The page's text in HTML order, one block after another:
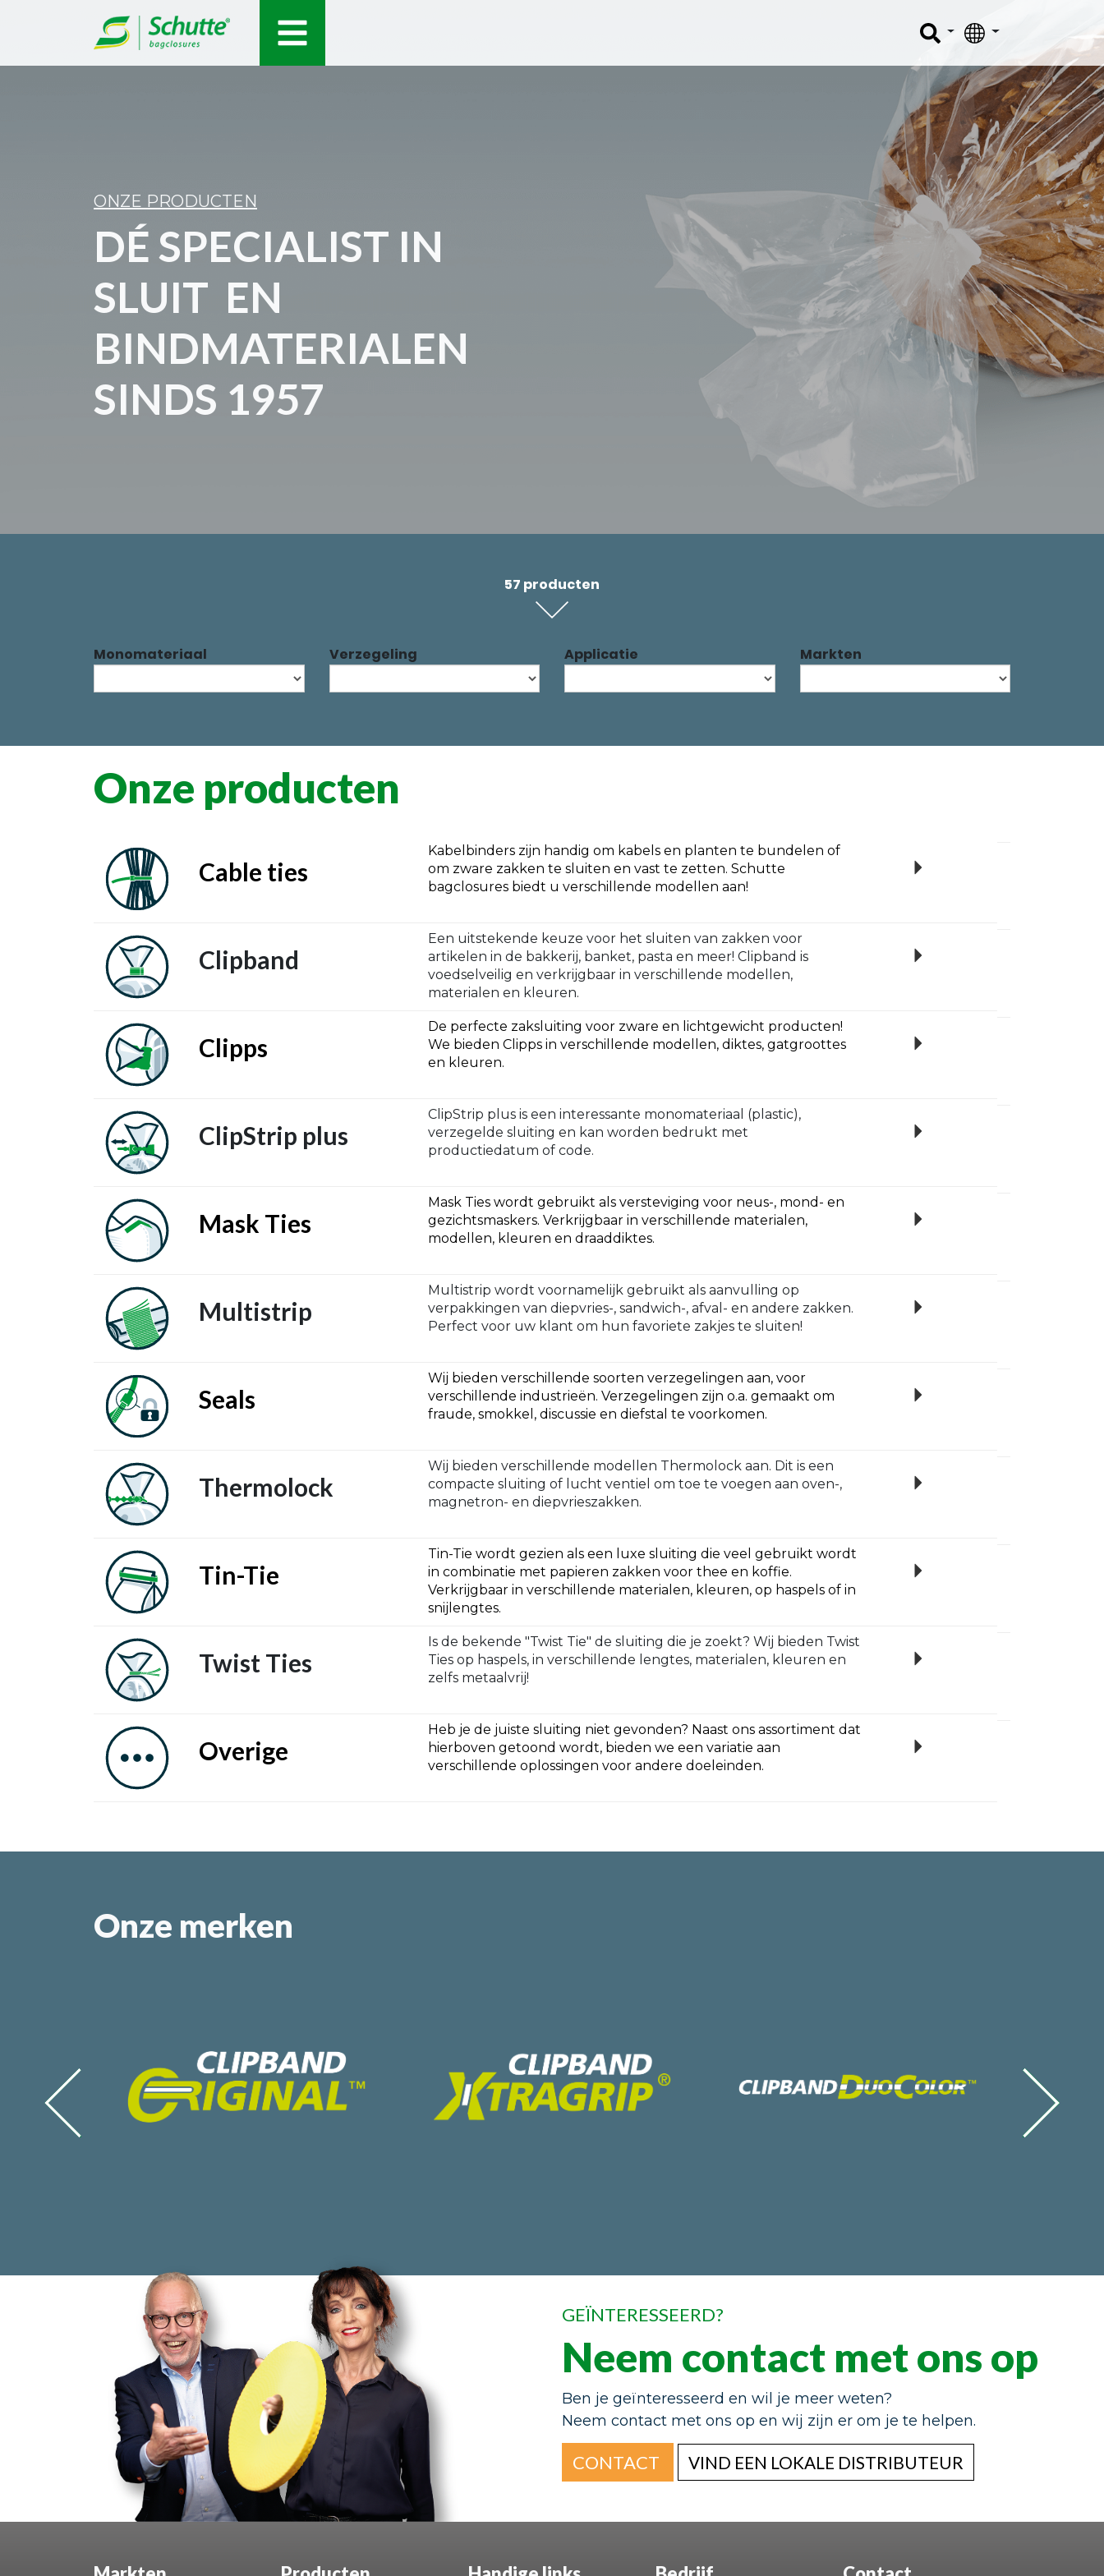
ONZE PRODUCTEN
DÉ SPECIALIST IN
SLUIT EN
BINDMATERIALEN
SINDS 1957
57 producten
Monomateriaal Verzegeling Applicatie Markten
Onze producten
Cable ties
Kabelbinders zijn handig om kabels en planten te bundelen of
om zware zakken te sluiten en vast te zetten. Schutte
bagclosures biedt u verschillende modellen aan!
Clipband
Een uitstekende keuze voor het sluiten van zakken voor
artikelen in de bakkerij, banket, pasta en meer! Clipband is
voedselveilig en verkrijgbaar in verschillende modellen,
materialen en kleuren.
Clipps
De perfecte zaksluiting voor zware en lichtgewicht producten!
We bieden Clipps in verschillende modellen, diktes, gatgroottes
en kleuren.
ClipStrip plus
ClipStrip plus is een interessante monomateriaal (plastic),
verzegelde sluiting en kan worden bedrukt met
productiedatum of code.
Mask Ties
Mask Ties wordt gebruikt als versteviging voor neus-, mond- en
gezichtsmaskers. Verkrijgbaar in verschillende materialen,
modellen, kleuren en draaddiktes.
Multistrip
Multistrip wordt voornamelijk gebruikt als aanvulling op
verpakkingen van diepvries-, sandwich-, afval- en andere zakken.
Perfect voor uw klant om hun favoriete zakjes te sluiten!
Seals
Wij bieden verschillende soorten verzegelingen aan, voor
verschillende industrieën. Verzegelingen zijn o.a. gemaakt om
fraude, smokkel, discussie en diefstal te voorkomen.
Thermolock
Wij bieden verschillende modellen Thermolock aan. Dit is een
compacte sluiting of lucht ventiel om toe te voegen aan oven-,
magnetron- en diepvrieszakken.
Tin-Tie
Tin-Tie wordt gezien als een luxe sluiting die veel gebruikt wordt
in combinatie met papieren zakken voor thee en koffie.
Verkrijgbaar in verschillende materialen, kleuren, op haspels of in
snijlengtes.
Twist Ties
Is de bekende "Twist Tie" de sluiting die je zoekt? Wij bieden Twist
Ties op haspels, in verschillende lengtes, materialen, kleuren en
zelfs metaalvrij!
Overige
Heb je de juiste sluiting niet gevonden? Naast ons assortiment dat
hierboven getoond wordt, bieden we een variatie aan
verschillende oplossingen voor andere doeleinden.
Onze merken
GEÏNTERESSEERD?
Neem contact met ons op
Ben je geïnteresseerd en wil je meer weten?
Neem contact met ons op en wij zijn er om je te helpen.
CONTACT VIND EEN LOKALE DISTRIBUTEUR